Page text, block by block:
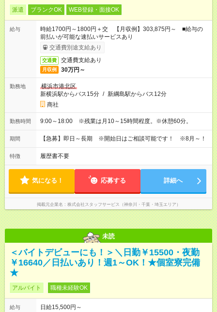
派遣 ブランクOK WEB登録・面接OK
給与
時給1700円～1800円＋交 【月収例】303,875円～ ■給与の
前払いが可能な速払いサービスあり
交通費別途支給あり
交通費 交通費支給あり
月収例 30万円～
勤務地
横浜市港北区
新横浜駅からバス15分 / 新綱島駅からバス12分
商社
勤務時間 9:00～18:00 ※残業は月10～15時間程度。※休憩60分。
期間 【急募】即日～長期 ※開始日はご相談可能です！ ※8月～！
特徴 履歴書不要
気になる！ 応募する 詳細へ
掲載元企業名 株式会社スタッフサービス（神奈川・千葉・埼玉エリア）
未読
＜バイトデビューにも！＞＼日勤￥15500・夜勤
￥16640／日払いあり！週1～OK！★個室寮完備
★
アルバイト 職種未経験OK
給与
日給15,500円～